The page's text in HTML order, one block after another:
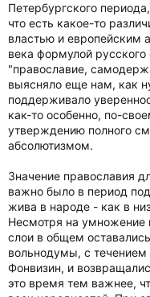
Петербургского
что есть какое-то
властью и европейским
века формулой
"православие,
выясняло еще нам, как
поддерживало
как-то особенно, по-
утверждению полного
абсолютизмом.
Значение православия
важно было в период
жива в народе - как в
Несмотря на умножение
слои в общем
вольнодумы, с
Фонвизин, и
это время тем важнее,